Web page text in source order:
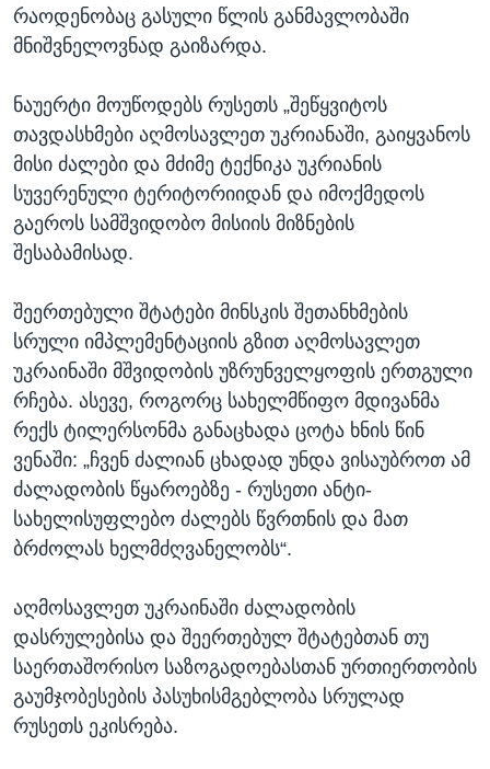
რაოდენობაც გასული წლის განმავლობაში
მნიშვნელოვნად გაიზარდა.
ნაუერტი მოუწოდებს რუსეთს „შეწყვიტოს
თავდასხმები აღმოსავლეთ უკრიანაში, გაიყვანოს
მისი ძალები და მძიმე ტექნიკა უკრიანის
სუვერენული ტერიტორიიდან და იმოქმედოს
გაეროს სამშვიდობო მისიის მიზნების
შესაბამისად.
შეერთებული შტატები მინსკის შეთანხმების
სრული იმპლემენტაციის გზით აღმოსავლეთ
უკრაინაში მშვიდობის უზრუნველყოფის ერთგული
რჩება. ასევე, როგორც სახელმწიფო მდივანმა
რექს ტილერსონმა განაცხადა ცოტა ხნის წინ
ვენაში: „ჩვენ ძალიან ცხადად უნდა ვისაუბროთ ამ
ძალადობის წყაროებზე - რუსეთი ანტი-
სახელისუფლებო ძალებს წვრთნის და მათ
ბრძოლას ხელმძღვანელობს“.
აღმოსავლეთ უკრაინაში ძალადობის
დასრულებისა და შეერთებულ შტატებთან თუ
საერთაშორისო საზოგადოებასთან ურთიერთობის
გაუმჯობესების პასუხისმგებლობა სრულად
რუსეთს ეკისრება.